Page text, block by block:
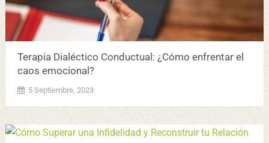
Terapia Dialéctico Conductual: ¿Cómo enfrentar el
caos emocional?
5 Septiembre, 2023